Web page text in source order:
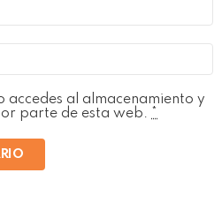
accedes al almacenamiento y
parte de esta web.